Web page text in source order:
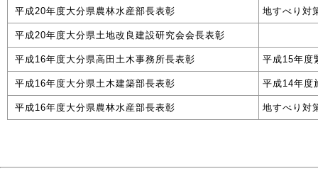
平成20年度大分県農林水産部長表彰 地すべり対
平成20年度大分県土地改良建設研究会会長表彰
平成16年度大分県高田土木事務所長表彰 平成15年度
平成16年度大分県土木建築部長表彰 平成14年度
平成16年度大分県農林水産部長表彰 地すべり対